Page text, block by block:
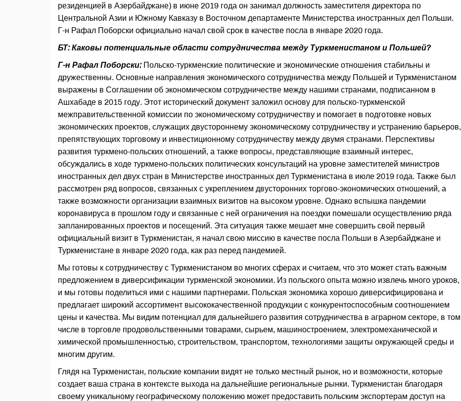
резиденцией в Азербайджане) в июне 2019 года он занимал должность заместителя директора по
Центральной Азии и Южному Кавказу в Восточном департаменте Министерства иностранных дел Польши.
Г-н Рафал Поборски официально начал свой срок в качестве посла в январе 2020 года.
БТ: Каковы потенциальные области сотрудничества между Туркменистаном и Польшей?
Г-н Рафал Поборски:Польско-туркменские политические и экономические отношения стабильны и
дружественны. Основные направления экономического сотрудничества между Польшей и Туркменистаном
выражены в Соглашении об экономическом сотрудничестве между нашими странами, подписанном в
Ашхабаде в 2015 году. Этот исторический документ заложил основу для польско-туркменской
межправительственной комиссии по экономическому сотрудничеству и помогает в подготовке новых
экономических проектов, служащих двустороннему экономическому сотрудничеству и устранению барьеров,
препятствующих торговому и инвестиционному сотрудничеству между двумя странами. Перспективы
развития туркмено-польских отношений, а также вопросы, представляющие взаимный интерес,
обсуждались в ходе туркмено-польских политических консультаций на уровне заместителей министров
иностранных дел двух стран в Министерстве иностранных дел Туркменистана в июле 2019 года. Также был
рассмотрен ряд вопросов, связанных с укреплением двусторонних торгово-экономических отношений, а
также возможности организации взаимных визитов на высоком уровне. Однако вспышка пандемии
коронавируса в прошлом году и связанные с ней ограничения на поездки помешали осуществлению ряда
запланированных проектов и посещений. Эта ситуация также мешает мне совершить свой первый
официальный визит в Туркменистан, я начал свою миссию в качестве посла Польши в Азербайджане и
Туркменистане в январе 2020 года, как раз перед пандемией.
Мы готовы к сотрудничеству с Туркменистаном во многих сферах и считаем, что это может стать важным
предложением в диверсификации туркменской экономики. Из польского опыта можно извлечь много уроков,
и мы готовы поделиться ими с нашими партнерами. Польская экономика хорошо диверсифицирована и
предлагает широкий ассортимент высококачественной продукции с конкурентоспособным соотношением
цены и качества. Мы видим потенциал для дальнейшего развития сотрудничества в аграрном секторе, в том
числе в торговле продовольственными товарами, сырьем, машиностроением, электромеханической и
химической промышленностью, строительством, транспортом, технологиями защиты окружающей среды и
многим другим.
Глядя на Туркменистан, польские компании видят не только местный рынок, но и возможности, которые
создает ваша страна в контексте выхода на дальнейшие региональные рынки. Туркменистан благодаря
своему уникальному географическому положению может предоставить польским экспортерам доступ на